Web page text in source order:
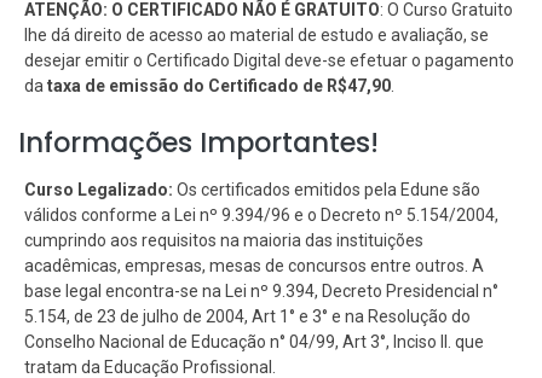
ATENÇÃO: O CERTIFICADO NÃO É GRATUITO: O Curso Gratuito
lhe dá direito de acesso ao material de estudo e avaliação, se
desejar emitir o Certificado Digital deve-se efetuar o pagamento
da taxa de emissão do Certificado de R$47,90
Informações Importantes!
Curso Legalizado: Os certificados emitidos pela Edune são
válidos conforme a Lei nº 9.394/96 e o Decreto nº 5.154/2004,
cumprindo aos requisitos na maioria das instituições
acadêmicas, empresas, mesas de concursos entre outros. A
base legal encontra-se na Lei nº 9.394, Decreto Presidencial n°
5.154, de 23 de julho de 2004, Art 1° e 3° e na Resolução do
Conselho Nacional de Educação n° 04/99, Art 3°, Inciso II. que
tratam da Educação Profissional.